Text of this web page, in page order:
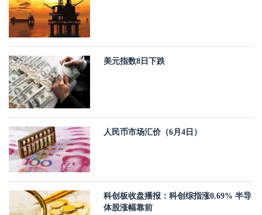
美元指数8日下跌
人民币市场汇价（6月4日）
科创板收盘播报：科创综指涨0.69% 半导
体股涨幅靠前